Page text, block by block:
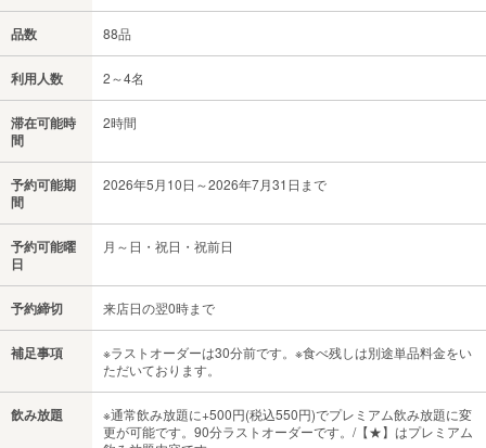
品数 88品
利用人数 2～4名
滞在可能時
間
2時間
予約可能期
間
2026年5月10日～2026年7月31日まで
予約可能曜
日
月～日・祝日・祝前日
予約締切 来店日の翌0時まで
補足事項
※ラストオーダーは30分前です。※食べ残しは別途単品料金をい
ただいております。
飲み放題
※通常飲み放題に+500円(税込550円)でプレミアム飲み放題に変
更が可能です。90分ラストオーダーです。/【★】はプレミアム